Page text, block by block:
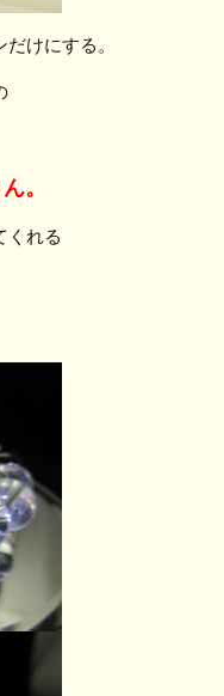
けにする。
。
くれる